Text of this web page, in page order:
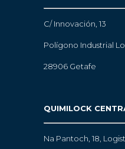
C/ Innovación, 13
Polígono Industrial
28906 Getafe
QUIMILOCK
Na Pantoch, 18,